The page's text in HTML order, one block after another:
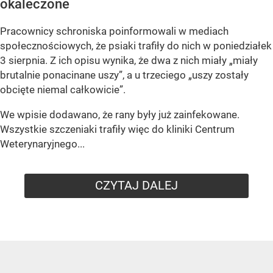
okaleczone
Pracownicy schroniska poinformowali w mediach
społecznościowych, że psiaki trafiły do nich w poniedziałek
3 sierpnia. Z ich opisu wynika, że dwa z nich miały „miały
brutalnie ponacinane uszy”, a u trzeciego „uszy zostały
obcięte niemal całkowicie”.
We wpisie dodawano, że rany były już zainfekowane.
Wszystkie szczeniaki trafiły więc do kliniki Centrum
Weterynaryjnego...
CZYTAJ DALEJ